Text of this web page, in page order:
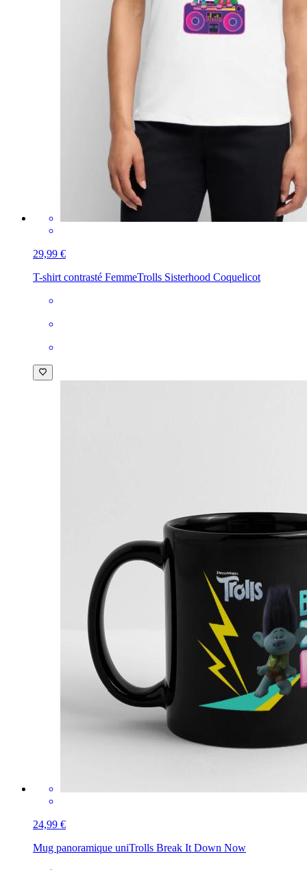
29,99 €
T-shirt contrasté FemmeTrolls Sisterhood Coquelicot
24,99 €
Mug panoramique uniTrolls Break It Down Now